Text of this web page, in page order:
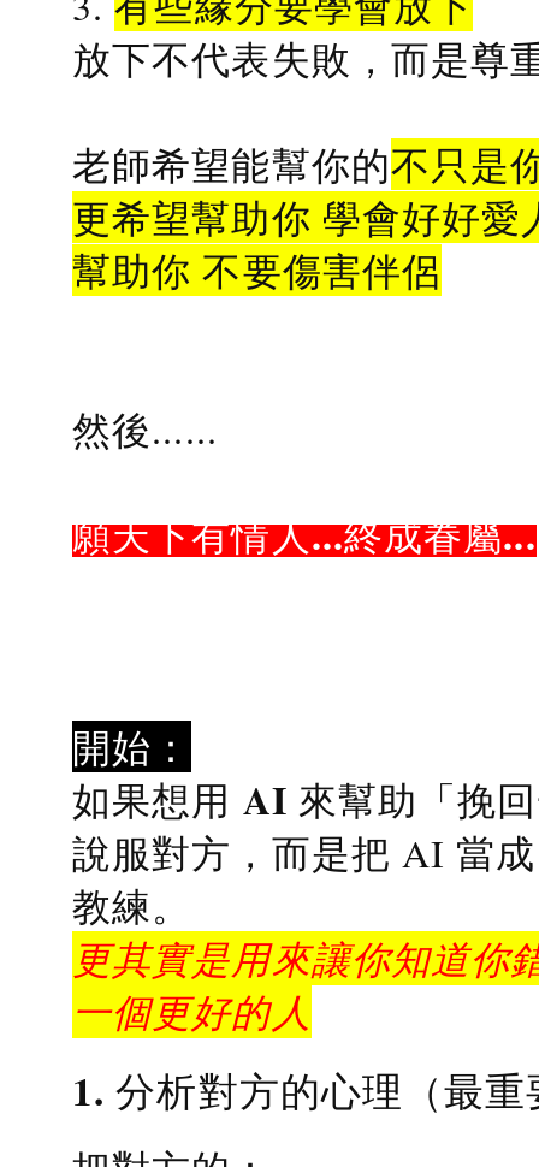
放下不代表失敗，而是尊
老師希望能幫你的不只是
更希望幫助你 學會好好愛
幫助你 不要傷害伴侶
然後......
願天下有情人...終成眷屬...
開始：
如果想用 AI 來幫助「挽
說服對方，而是把 AI 當
教練。
更其實是用來讓你知道你
一個更好的人
1. 分析對方的心理（最